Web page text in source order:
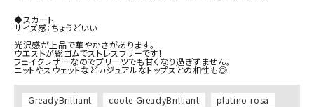
◆スカート
サイズ感：ちょうどいい
光沢感が上品で華やかさがあります。
ウエストが総ゴムでストレスフリーです！
フェイクレザーなのでプリーツでも甘くなり過ぎずません。
ニットやスウェットなどカジュアルなトップスとの相性も◎
GreadyBrilliant coote GreadyBrilliant
platino-rosa